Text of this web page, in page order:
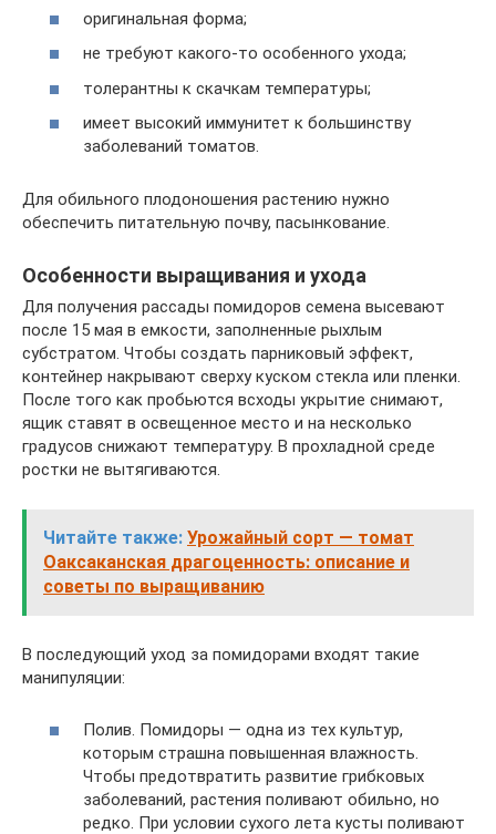
оригинальная форма;
не требуют какого-то особенного ухода;
толерантны к скачкам температуры;
имеет высокий иммунитет к большинству
заболеваний томатов.
Для обильного плодоношения растению нужно
обеспечить питательную почву, пасынкование.
Особенности выращивания и ухода
Для получения рассады помидоров семена высевают
после 15 мая в емкости, заполненные рыхлым
субстратом. Чтобы создать парниковый эффект,
контейнер накрывают сверху куском стекла или пленки.
После того как пробьются всходы укрытие снимают,
ящик ставят в освещенное место и на несколько
градусов снижают температуру. В прохладной среде
ростки не вытягиваются.
Читайте также: Урожайный сорт — томат
Оаксаканская драгоценность: описание и
советы по выращиванию
В последующий уход за помидорами входят такие
манипуляции:
Полив. Помидоры — одна из тех культур,
которым страшна повышенная влажность.
Чтобы предотвратить развитие грибковых
заболеваний, растения поливают обильно, но
редко. При условии сухого лета кусты поливают